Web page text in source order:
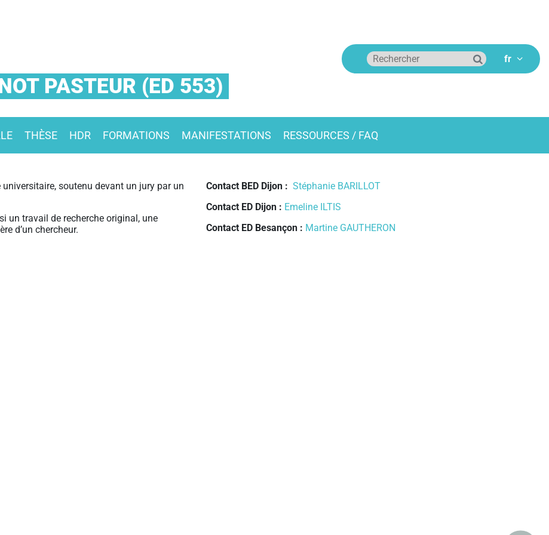
PASTEUR (ED 553)
THÈSE HDR FORMATIONS MANIFESTATIONS RESSOURCES / FAQ
soutenu devant un jury par un
un travail de recherche original, une
d’un chercheur.
Contact BED Dijon : Stéphanie BARILLOT
Contact ED Dijon : Emeline ILTIS
Contact ED Besançon : Martine GAUTHERON